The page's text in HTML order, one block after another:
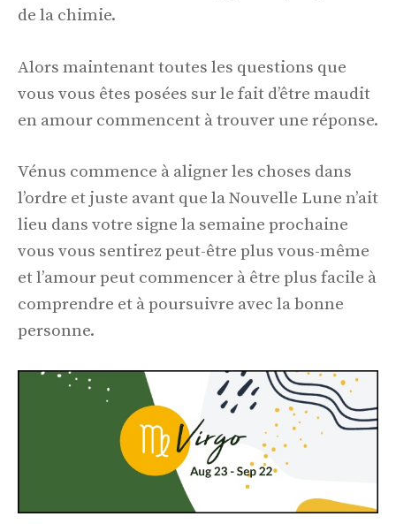
de la chimie.
Alors maintenant toutes les questions que
vous vous êtes posées sur le fait d’être maudit
en amour commencent à trouver une réponse.
Vénus commence à aligner les choses dans
l’ordre et juste avant que la Nouvelle Lune n’ait
lieu dans votre signe la semaine prochaine
vous vous sentirez peut-être plus vous-même
et l’amour peut commencer à être plus facile à
comprendre et à poursuivre avec la bonne
personne.